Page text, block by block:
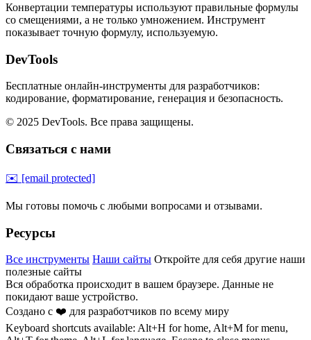
Конвертации температуры используют правильные формулы
со смещениями, а не только умножением. Инструмент
показывает точную формулу, используемую.
DevTools
Бесплатные онлайн-инструменты для разработчиков:
кодирование, форматирование, генерация и безопасность.
© 2025 DevTools. Все права защищены.
Связаться с нами
✉️ [email protected]
Мы готовы помочь с любыми вопросами и отзывами.
Ресурсы
Все инструменты Наши сайты Откройте для себя другие наши
полезные сайты
Вся обработка происходит в вашем браузере. Данные не
покидают ваше устройство.
Создано с ❤️ для разработчиков по всему миру
Keyboard shortcuts available: Alt+H for home, Alt+M for menu,